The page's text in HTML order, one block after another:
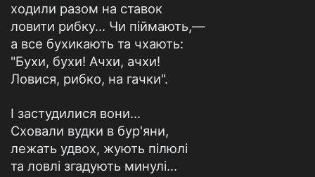
ходили разом на ставок
ловити рибку... Чи піймають,—
а все бухикають та чхають:
"Бухи, бухи! Ачхи, ачхи!
Ловися, рибко, на гачки".
І застудилися вони...
Сховали вудки в бур'яни,
лежать удвох, жують пілюлі
та ловлі згадують минулі...